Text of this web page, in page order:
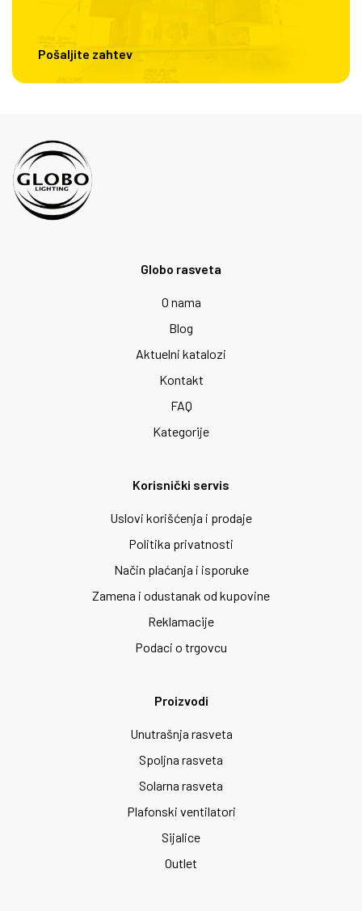
Pošaljite zahtev
Globo rasveta
O nama
Blog
Aktuelni katalozi
Kontakt
FAQ
Kategorije
Korisnički servis
Uslovi korišćenja i prodaje
Politika privatnosti
Način plaćanja i isporuke
Zamena i odustanak od kupovine
Reklamacije
Podaci o trgovcu
Proizvodi
Unutrašnja rasveta
Spoljna rasveta
Solarna rasveta
Plafonski ventilatori
Sijalice
Outlet